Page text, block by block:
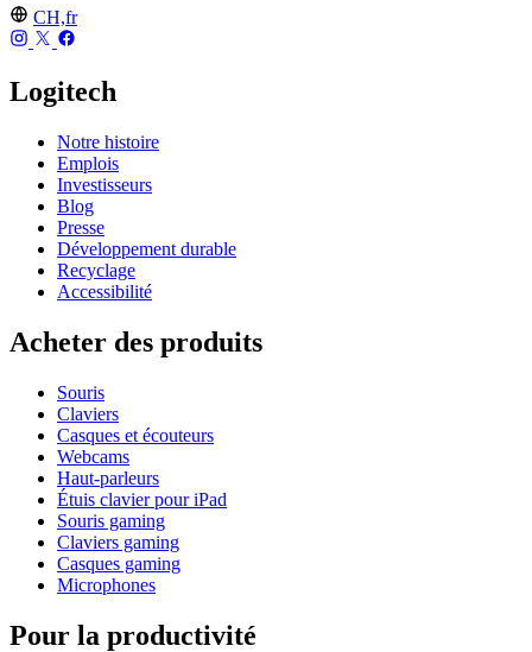
CH,fr
Logitech
Notre histoire
Emplois
Investisseurs
Blog
Presse
Développement durable
Recyclage
Accessibilité
Acheter des produits
Souris
Claviers
Casques et écouteurs
Webcams
Haut-parleurs
Étuis clavier pour iPad
Souris gaming
Claviers gaming
Casques gaming
Microphones
Pour la productivité